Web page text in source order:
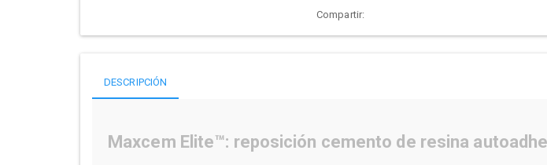
Compartir:
DESCRIPCIÓN
Maxcem Elite™: reposición cemento de resina